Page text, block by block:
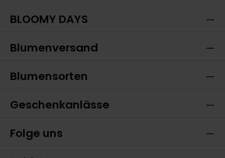
BLOOMY DAYS
Blumenversand
Blumensorten
Geschenkanlässe
Folge uns